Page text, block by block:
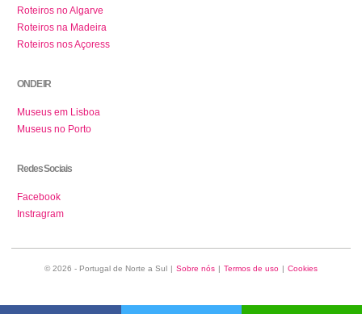
Roteiros no Algarve
Roteiros na Madeira
Roteiros nos Açoress
ONDE IR
Museus em Lisboa
Museus no Porto
Redes Sociais
Facebook
Instragram
© 2026 - Portugal de Norte a Sul | Sobre nós | Termos de uso | Cookies